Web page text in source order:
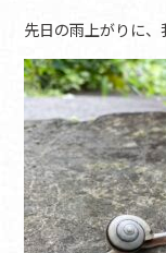
先日の雨上がりに